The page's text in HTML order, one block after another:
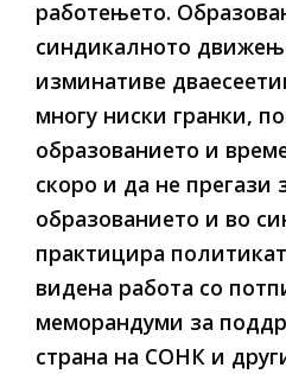
работењето.
синдикалното
изминативе
многу ниски гранки,
образованието и
скоро и да не прегази
образованието и во
практицира
видена работа со
меморандуми за
страна на СОНК и